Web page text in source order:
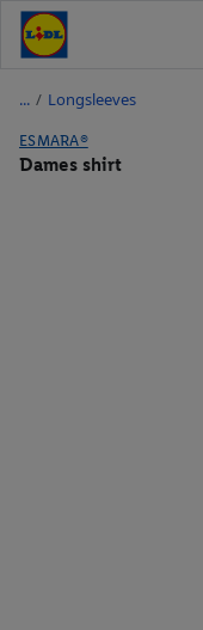
/ Longsleeves
ESMARA®
Dames shirt